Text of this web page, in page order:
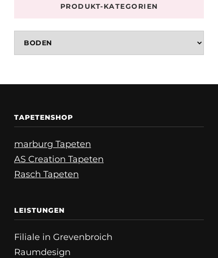
PRODUKT-KATEGORIEN
TAPETENSHOP
marburg Tapeten
AS Creation Tapeten
Rasch Tapeten
LEISTUNGEN
Filiale in Grevenbroich
Raumdesign